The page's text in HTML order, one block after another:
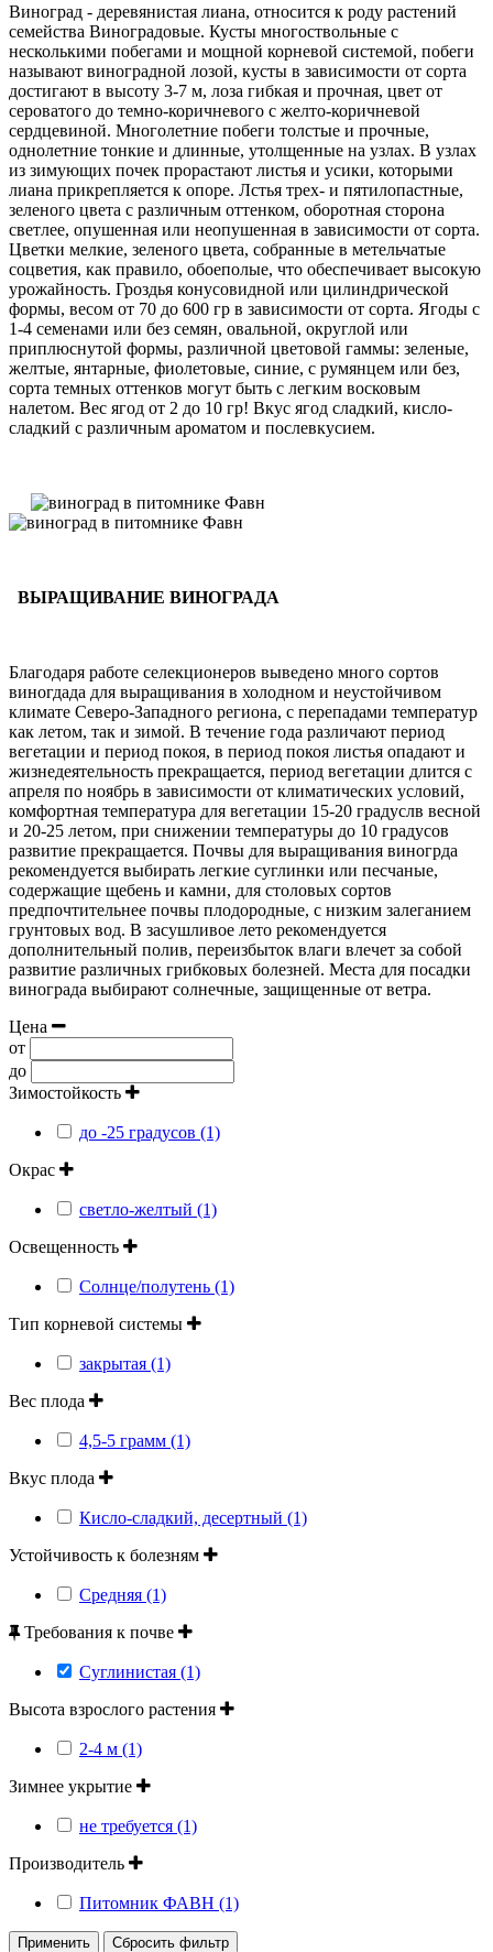
Виноград - деревянистая лиана, относится к роду растений
семейства Виноградовые. Кусты многоствольные с
несколькими побегами и мощной корневой системой, побеги
называют виноградной лозой, кусты в зависимости от сорта
достигают в высоту 3-7 м, лоза гибкая и прочная, цвет от
сероватого до темно-коричневого с желто-коричневой
сердцевиной. Многолетние побеги толстые и прочные,
однолетние тонкие и длинные, утолщенные на узлах. В узлах
из зимующих почек прорастают листья и усики, которыми
лиана прикрепляется к опоре. Лстья трех- и пятилопастные,
зеленого цвета с различным оттенком, оборотная сторона
светлее, опушенная или неопушенная в зависимости от сорта.
Цветки мелкие, зеленого цвета, собранные в метельчатые
соцветия, как правило, обоеполые, что обеспечивает высокую
урожайность. Гроздья конусовидной или цилиндрической
формы, весом от 70 до 600 гр в зависимости от сорта. Ягоды с
1-4 семенами или без семян, овальной, округлой или
приплюснутой формы, различной цветовой гаммы: зеленые,
желтые, янтарные, фиолетовые, синие, с румянцем или без,
сорта темных оттенков могут быть с легким восковым
налетом. Вес ягод от 2 до 10 гр! Вкус ягод сладкий, кисло-
сладкий с различным ароматом и послевкусием.
ВЫРАЩИВАНИЕ ВИНОГРАДА
Благодаря работе селекционеров выведено много сортов
виногдада для выращивания в холодном и неустойчивом
климате Северо-Западного региона, с перепадами температур
как летом, так и зимой. В течение года различают период
вегетации и период покоя, в период покоя листья опадают и
жизнедеятельность прекращается, период вегетации длится с
апреля по ноябрь в зависимости от климатических условий,
комфортная температура для вегетации 15-20 градуслв весной
и 20-25 летом, при снижении температуры до 10 градусов
развитие прекращается. Почвы для выращивания виногрда
рекомендуется выбирать легкие суглинки или песчаные,
содержащие щебень и камни, для столовых сортов
предпочтительнее почвы плодородные, с низким залеганием
грунтовых вод. В засушливое лето рекомендуется
дополнительный полив, переизбыток влаги влечет за собой
развитие различных грибковых болезней. Места для посадки
винограда выбирают солнечные, защищенные от ветра.
Цена
от
до
Зимостойкость
до -25 градусов (1)
Окрас
светло-желтый (1)
Освещенность
Солнце/полутень (1)
Тип корневой системы
закрытая (1)
Вес плода
4,5-5 грамм (1)
Вкус плода
Кисло-сладкий, десертный (1)
Устойчивость к болезням
Средняя (1)
Требования к почве
Суглинистая (1)
Высота взрослого растения
2-4 м (1)
Зимнее укрытие
не требуется (1)
Производитель
Питомник ФАВН (1)
Применить Сбросить фильтр